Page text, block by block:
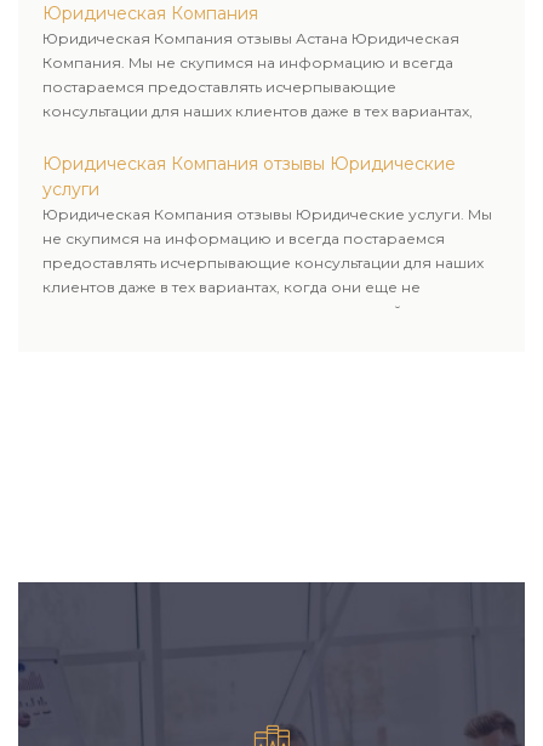
Юридическая Компания
Юридическая Компания отзывы Астана Юридическая
Компания. Мы не скупимся на информацию и всегда
постараемся предоставлять исчерпывающие
консультации для наших клиентов даже в тех вариантах,
нашей компании.
Юридическая Компания отзывы Юридические
услуги
Юридическая Компания отзывы Юридические услуги. Мы
не скупимся на информацию и всегда постараемся
предоставлять исчерпывающие консультации для наших
клиентов даже в тех вариантах, когда они еще не
пользовались юридическими услугами нашей компании.